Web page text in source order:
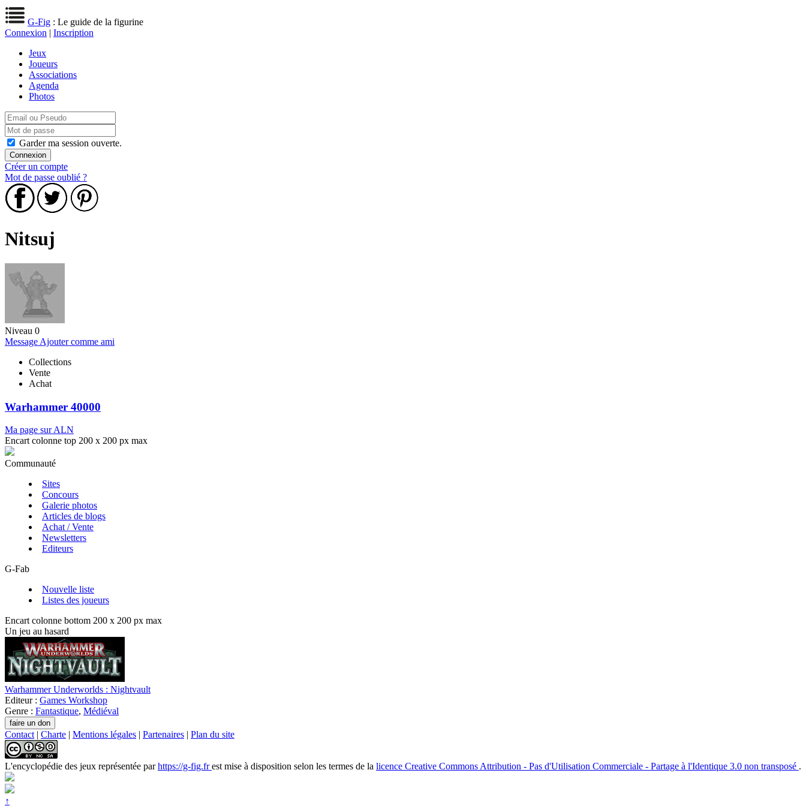
G-Fig : Le guide de la figurine
Connexion | Inscription
Jeux
Joueurs
Associations
Agenda
Photos
Garder ma session ouverte.
Créer un compte
Mot de passe oublié ?
Nitsuj
Niveau 0
Message Ajouter comme ami
Collections
Vente
Achat
Warhammer 40000
Ma page sur ALN
Encart colonne top 200 x 200 px max
Communauté
Sites
Concours
Galerie photos
Articles de blogs
Achat / Vente
Newsletters
Editeurs
G-Fab
Nouvelle liste
Listes des joueurs
Encart colonne bottom 200 x 200 px max
Un jeu au hasard
Warhammer Underworlds : Nightvault
Editeur : Games Workshop
Genre : Fantastique, Médiéval
Contact | Charte | Mentions légales | Partenaires | Plan du site
L'encyclopédie des jeux représentée parhttps://g-fig.frest mise à disposition selon les termes de la licence Creative Commons Attribution - Pas d'Utilisation Commerciale - Partage à l'Identique 3.0 non transposé .
↑